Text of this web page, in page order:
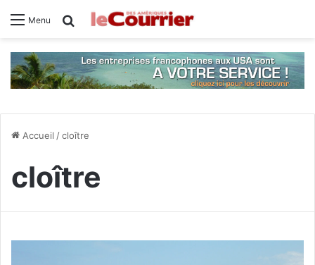
Menu Rechercher
Accueil /cloître
cloître